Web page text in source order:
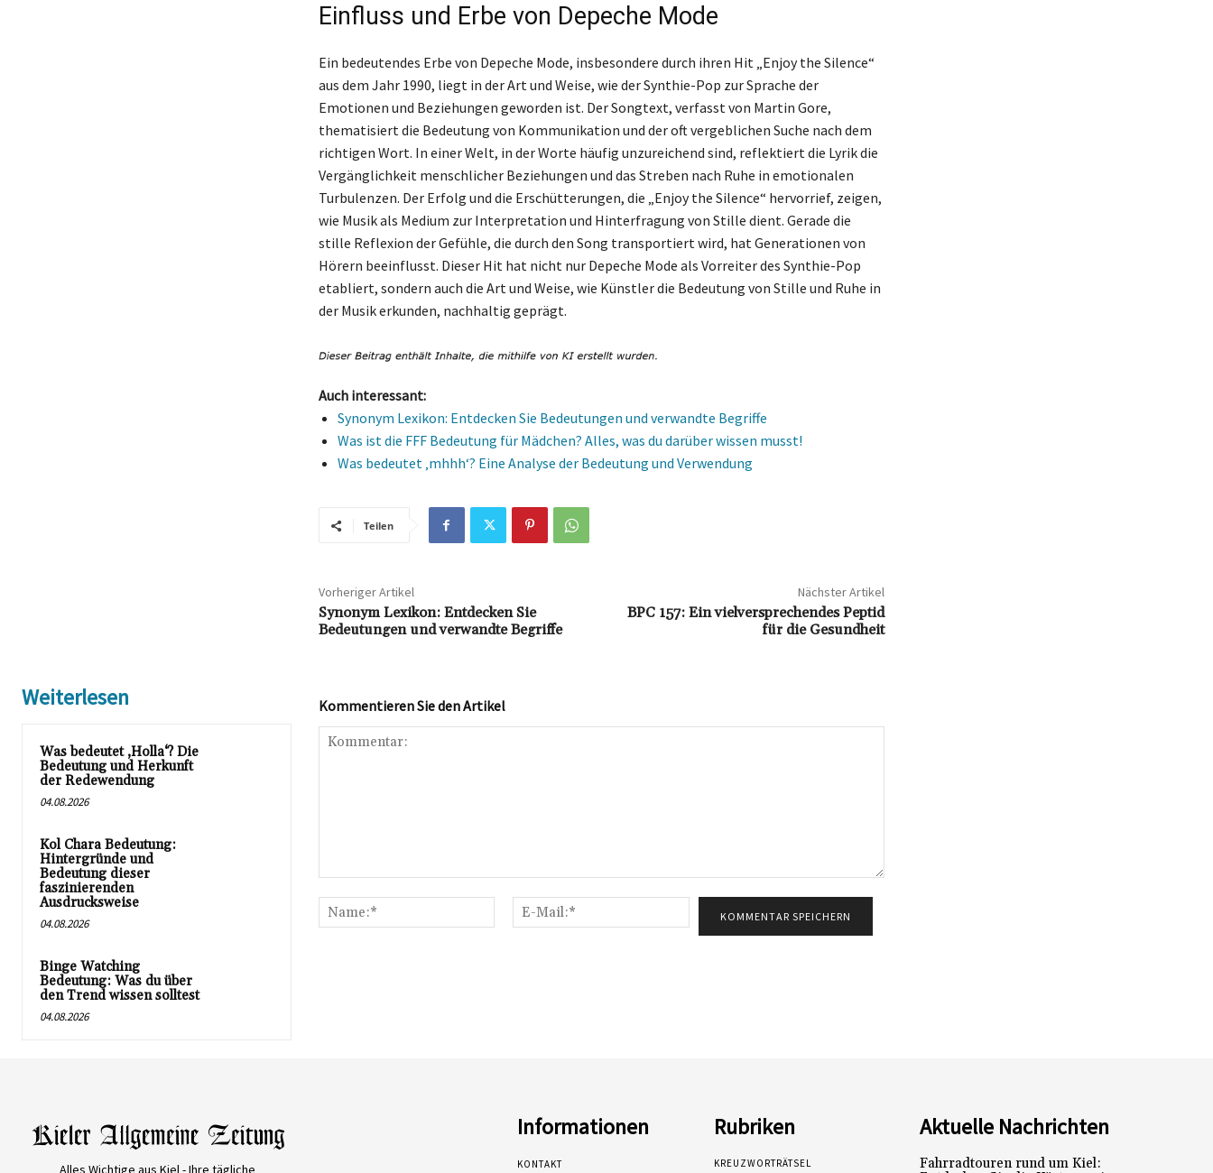
Einfluss und Erbe von Depeche Mode
Ein bedeutendes Erbe von Depeche Mode, insbesondere durch ihren Hit „Enjoy the Silence“
aus dem Jahr 1990, liegt in der Art und Weise, wie der Synthie-Pop zur Sprache der
Emotionen und Beziehungen geworden ist. Der Songtext, verfasst von Martin Gore,
thematisiert die Bedeutung von Kommunikation und der oft vergeblichen Suche nach dem
richtigen Wort. In einer Welt, in der Worte häufig unzureichend sind, reflektiert die Lyrik die
Vergänglichkeit menschlicher Beziehungen und das Streben nach Ruhe in emotionalen
Turbulenzen. Der Erfolg und die Erschütterungen, die „Enjoy the Silence“ hervorrief, zeigen,
wie Musik als Medium zur Interpretation und Hinterfragung von Stille dient. Gerade die
stille Reflexion der Gefühle, die durch den Song transportiert wird, hat Generationen von
Hörern beeinflusst. Dieser Hit hat nicht nur Depeche Mode als Vorreiter des Synthie-Pop
etabliert, sondern auch die Art und Weise, wie Künstler die Bedeutung von Stille und Ruhe in
der Musik erkunden, nachhaltig geprägt.
Auch interessant:
Synonym Lexikon: Entdecken Sie Bedeutungen und verwandte Begriffe
Was ist die FFF Bedeutung für Mädchen? Alles, was du darüber wissen musst!
Was bedeutet ‚mhhh‘? Eine Analyse der Bedeutung und Verwendung
Teilen
Vorheriger Artikel
Synonym Lexikon: Entdecken Sie
Bedeutungen und verwandte Begriffe
Nächster Artikel
BPC 157: Ein vielversprechendes Peptid
für die Gesundheit
Weiterlesen
Was bedeutet ‚Holla‘? Die
Bedeutung und Herkunft
der Redewendung
04.08.2026
Kol Chara Bedeutung:
Hintergründe und
Bedeutung dieser
faszinierenden
Ausdrucksweise
04.08.2026
Binge Watching
Bedeutung: Was du über
den Trend wissen solltest
04.08.2026
Kommentieren Sie den Artikel
Name:*
Mail:*
Alles Wichtige aus Kiel - Ihre tägliche
Informationen
KONTAKT
Rubriken
KREUZWORTRÄTSEL
Aktuelle Nachrichten
Fahrradtouren rund um Kiel: